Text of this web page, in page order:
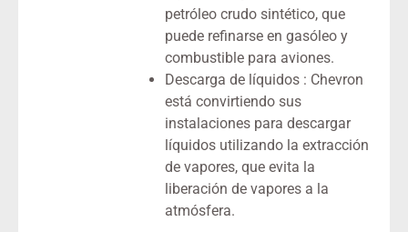
petróleo crudo sintético, que
puede refinarse en gasóleo y
combustible para aviones.
Descarga de líquidos : Chevron
está convirtiendo sus
instalaciones para descargar
líquidos utilizando la extracción
de vapores, que evita la
liberación de vapores a la
atmósfera.